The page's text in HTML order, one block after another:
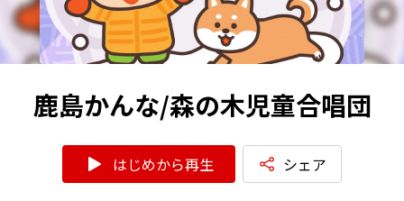
鹿島かんな/森の木児童合唱団
はじめから再生 シェア